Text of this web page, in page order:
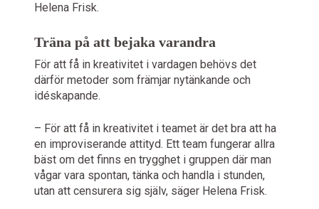
Helena Frisk.
Träna på att bejaka varandra
För att få in kreativitet i vardagen behövs det
därför metoder som främjar nytänkande och
idéskapande.
– För att få in kreativitet i teamet är det bra att ha
en improviserande attityd. Ett team fungerar allra
bäst om det finns en trygghet i gruppen där man
vågar vara spontan, tänka och handla i stunden,
utan att censurera sig själv, säger Helena Frisk.